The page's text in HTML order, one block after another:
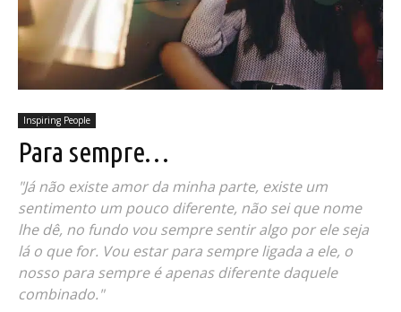
Inspiring People
Para sempre…
"Já não existe amor da minha parte, existe um
sentimento um pouco diferente, não sei que nome
lhe dê, no fundo vou sempre sentir algo por ele seja
lá o que for. Vou estar para sempre ligada a ele, o
nosso para sempre é apenas diferente daquele
combinado."